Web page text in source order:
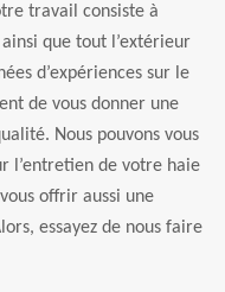
travail consiste à
que tout l’extérieur
d’expériences sur le
de vous donner une
Nous pouvons vous
l’entretien de votre haie
offrir aussi une
essayez de nous faire